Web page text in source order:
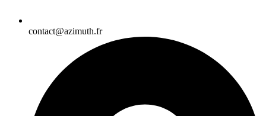
contact@azimuth.fr